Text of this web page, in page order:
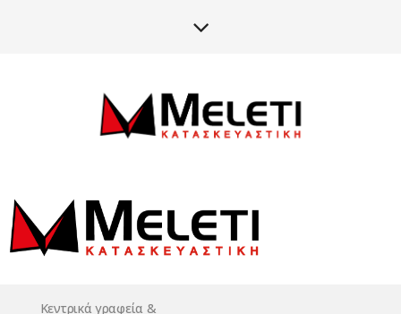
Κεντρικά γραφεία &